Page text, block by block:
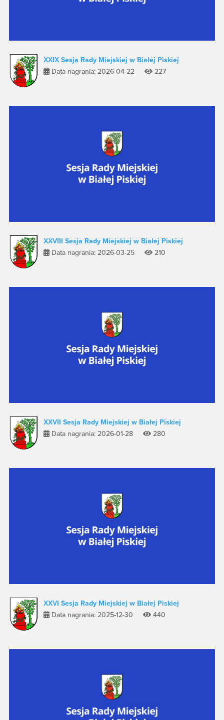
XXIX Sesja Rady Miejskiej w Białej Piskiej
Data nagrania: 2026-04-22
227
XXVIII Sesja Rady Miejskiej w Białej Piskiej
Data nagrania: 2026-03-25
210
XXVII Sesja Rady Miejskiej w Białej Piskiej
Data nagrania: 2026-01-28
280
XXVI Sesja Rady Miejskiej w Białej Piskiej
Data nagrania: 2025-12-30
440